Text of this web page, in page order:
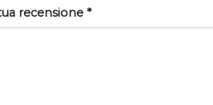
recensione *